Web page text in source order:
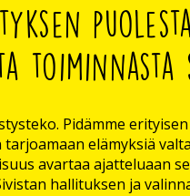
toiminnasta
Pidämme
elämyksiä
avartaa ajatteluaan
hallituksen ja